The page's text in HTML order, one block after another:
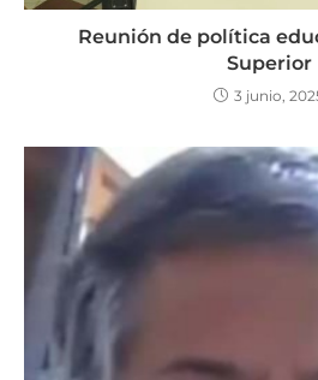
Reunión de política
Superior
3 junio,